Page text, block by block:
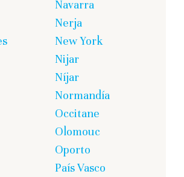
Navarra
Nerja
New York
Nijar
Níjar
Normandía
Occitane
Olomouc
Oporto
País Vasco